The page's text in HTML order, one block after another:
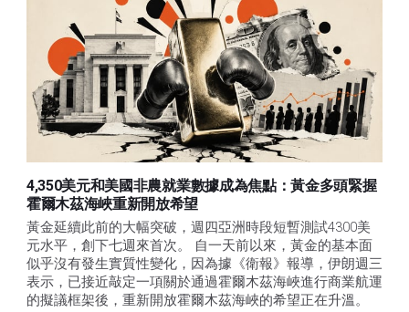
4,350美元和美國非農就業數據成為焦點：黃金多頭緊握
霍爾木茲海峽重新開放希望
黃金延續此前的大幅突破，週四亞洲時段短暫測試4300美
元水平，創下七週來首次。 自一天前以來，黃金的基本面
似乎沒有發生實質性變化，因為據《衛報》報導，伊朗週三
表示，已接近敲定一項關於通過霍爾木茲海峽進行商業航運
的擬議框架後，重新開放霍爾木茲海峽的希望正在升溫。